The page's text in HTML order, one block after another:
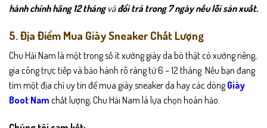
hành chính hãng 12 thángvàđổi trả trong 7 ngày nếu lỗi sản xuất.
5. Địa Điểm Mua Giày Sneaker Chất Lượng
Chu Hải Nam là một trong số ít xưởng giày da bò thật có xưởng riêng,
gia công trực tiếp và bảo hành rõ ràng từ 6 – 12 tháng. Nếu bạn đang
tìm một địa chỉ uy tín để mua giày sneaker da hay các dòngGiày
Boot Nam chất lượng, Chu Hải Nam là lựa chọn hoàn hảo.